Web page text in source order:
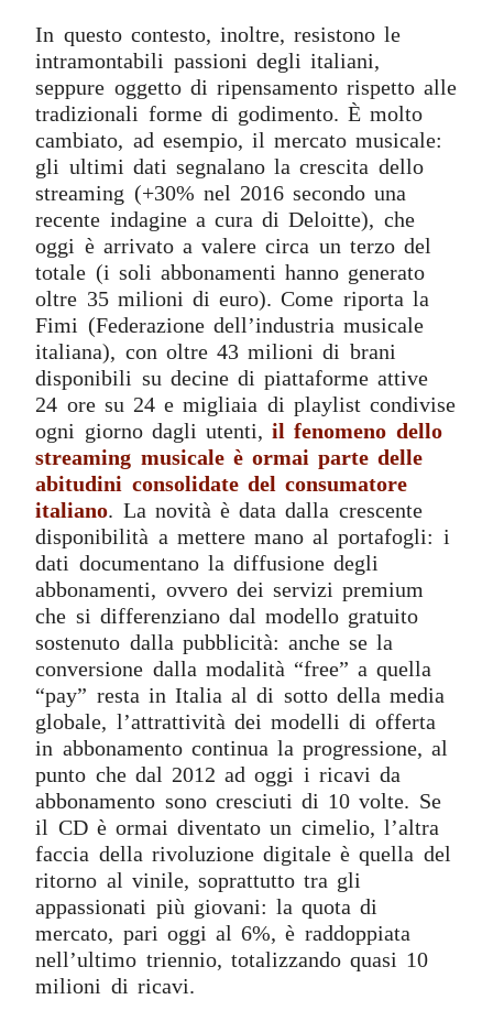
In questo contesto, inoltre, resistono le
intramontabili passioni degli italiani,
seppure oggetto di ripensamento rispetto alle
tradizionali forme di godimento. È molto
cambiato, ad esempio, il mercato musicale:
gli ultimi dati segnalano la crescita dello
streaming (+30% nel 2016 secondo una
recente indagine a cura di Deloitte), che
oggi è arrivato a valere circa un terzo del
totale (i soli abbonamenti hanno generato
oltre 35 milioni di euro). Come riporta la
Fimi (Federazione dell’industria musicale
italiana), con oltre 43 milioni di brani
disponibili su decine di piattaforme attive
24 ore su 24 e migliaia di playlist condivise
ogni giorno dagli utenti,il fenomeno dello
streaming musicale è ormai parte delle
abitudini consolidate del consumatore
italiano. La novità è data dalla crescente
disponibilità a mettere mano al portafogli: i
dati documentano la diffusione degli
abbonamenti, ovvero dei servizi premium
che si differenziano dal modello gratuito
sostenuto dalla pubblicità: anche se la
conversione dalla modalità “free” a quella
“pay” resta in Italia al di sotto della media
globale, l’attrattività dei modelli di offerta
in abbonamento continua la progressione, al
punto che dal 2012 ad oggi i ricavi da
abbonamento sono cresciuti di 10 volte. Se
il CD è ormai diventato un cimelio, l’altra
faccia della rivoluzione digitale è quella del
ritorno al vinile, soprattutto tra gli
appassionati più giovani: la quota di
mercato, pari oggi al 6%, è raddoppiata
nell’ultimo triennio, totalizzando quasi 10
milioni di ricavi.